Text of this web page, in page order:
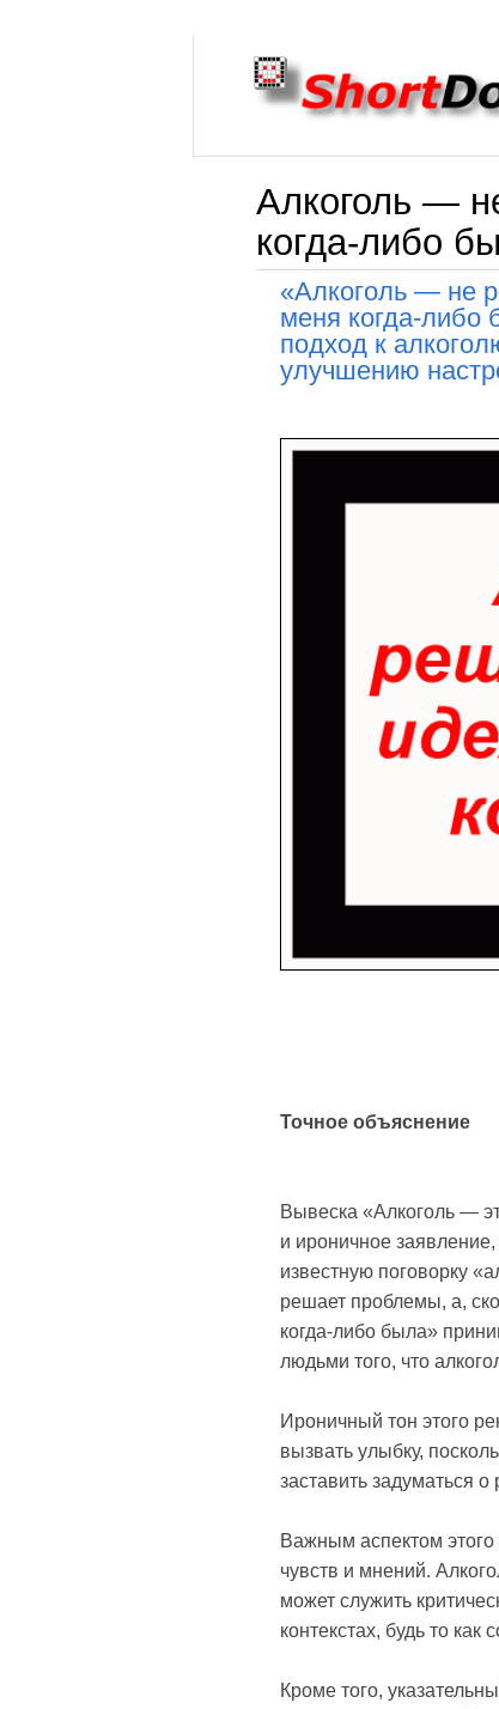
Алкоголь —
когда-либо
«Алкоголь — не
меня когда-либо
подход к
улучшению
Точное объяснение
Вывеска «Алкоголь —
и ироничное
известную поговорку
решает проблемы, а,
когда-либо была»
людьми того, что
Ироничный тон этого
вызвать улыбку,
заставить задуматься
Важным аспектом этого
чувств и мнений.
может служить
контекстах, будь то
Кроме того,